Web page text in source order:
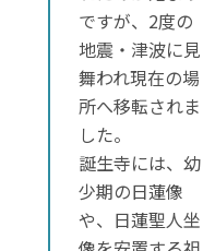
ですが、2度の
地震・津波に見
舞われ現在の場
所へ移転されま
した。
誕生寺には、幼
少期の日蓮像
や、日蓮聖人坐